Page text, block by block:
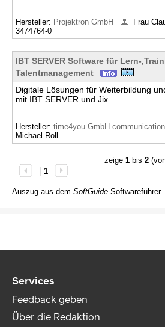
Hersteller: Projektron GmbH Frau
3474764-0
IBT SERVER Software für Lern-
Talentmanagement
Digitale Lösungen für Weiterbildung
mit IBT SERVER und Jix
Hersteller: time4you GmbH
Michael Roll
zeige 1bis 2
1
Auszug aus dem SoftGuide Softwareführer
Services
Feedback geben
Über die Redaktion